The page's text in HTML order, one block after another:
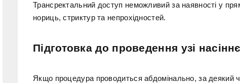
Трансректальний доступ неможливий за наявності у
нориць, стриктур та непрохідностей.
Підготовка до проведення узі
Якщо процедура проводиться абдомінально, за деякий